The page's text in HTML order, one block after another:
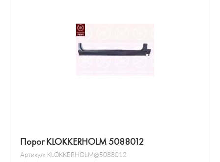
Порог KLOKKERHOLM 5088012
Артикул: KLOKKERHOLM@5088012